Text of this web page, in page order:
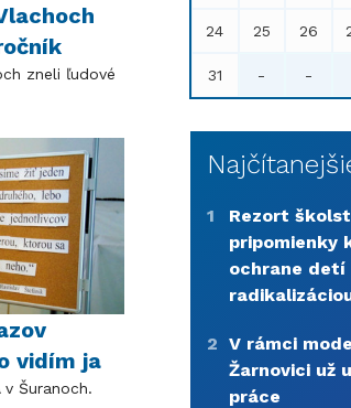
zneli ľudové
vidím ja
v Šuranoch.
24 25 26
31 - -
1
Rezort
pripomienky
ochrane detí
2 V rámci
Žarnovici už
práce